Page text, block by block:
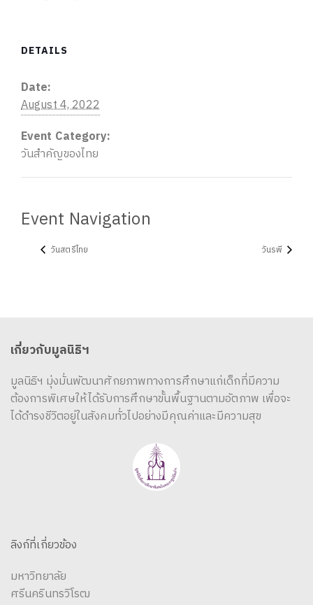
DETAILS
Date:
August 4, 2022
Event Category:
วันสำคัญของไทย
Event Navigation
วันสตรีไทย วันรพี
เกี่ยวกับมูลนิธิฯ
มูลนิธิฯ มุ่งมั่นพัฒนาศักยภาพทางการศึกษาแก่เด็กที่มีความ
ต้องการพิเศษให้ได้รับการศึกษาขั้นพื้นฐานตามอัตภาพ เพื่อจะ
ได้ดำรงชีวิตอยู่ในสังคมทั่วไปอย่างมีคุณค่าและมีความสุข
ลิงก์ที่เกี่ยวข้อง
มหาวิทยาลัย
ศรีนครินทรวิโรฒ